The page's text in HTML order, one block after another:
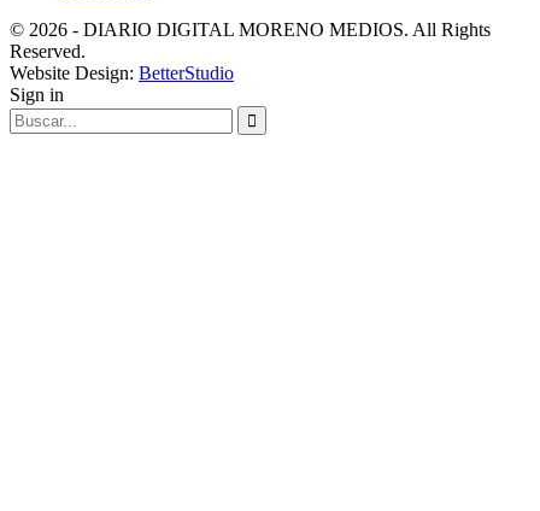
© 2026 - DIARIO DIGITAL MORENO MEDIOS. All Rights
Reserved.
Website Design: BetterStudio
Sign in